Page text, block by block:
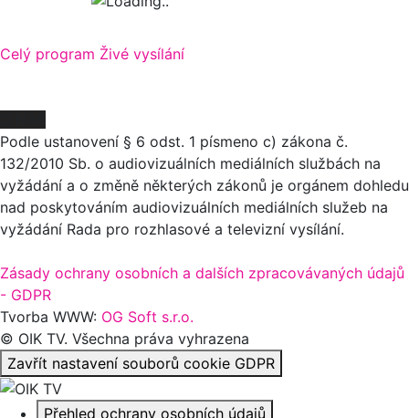
Celý program Živé vysílání
Podle ustanovení § 6 odst. 1 písmeno c) zákona č.
132/2010 Sb. o audiovizuálních mediálních službách na
vyžádání a o změně některých zákonů je orgánem dohledu
nad poskytováním audiovizuálních mediálních služeb na
vyžádání Rada pro rozhlasové a televizní vysílání.
Zásady ochrany osobních a dalších zpracovávaných údajů
- GDPR
Tvorba WWW: OG Soft s.r.o.
© OIK TV. Všechna práva vyhrazena
Zavřít nastavení souborů cookie GDPR
Přehled ochrany osobních údajů